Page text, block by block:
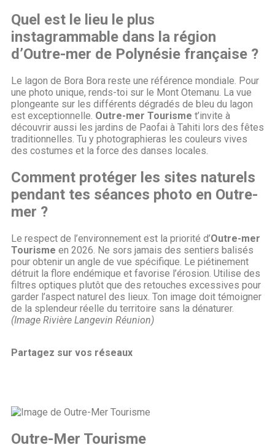
Quel est le lieu le plus
instagrammable dans la région
d’Outre-mer de Polynésie française ?
Le lagon de Bora Bora reste une référence mondiale. Pour
une photo unique, rends-toi sur le Mont Otemanu. La vue
plongeante sur les différents dégradés de bleu du lagon
est exceptionnelle. Outre-mer Tourisme t’invite à
découvrir aussi les jardins de Paofai à Tahiti lors des fêtes
traditionnelles. Tu y photographieras les couleurs vives
des costumes et la force des danses locales.
Comment protéger les sites naturels
pendant tes séances photo en Outre-
mer ?
Le respect de l’environnement est la priorité d’Outre-mer
Tourisme en 2026. Ne sors jamais des sentiers balisés
pour obtenir un angle de vue spécifique. Le piétinement
détruit la flore endémique et favorise l’érosion. Utilise des
filtres optiques plutôt que des retouches excessives pour
garder l’aspect naturel des lieux. Ton image doit témoigner
de la splendeur réelle du territoire sans la dénaturer.
(Image Rivière Langevin Réunion)
Partagez sur vos réseaux
Outre-Mer Tourisme